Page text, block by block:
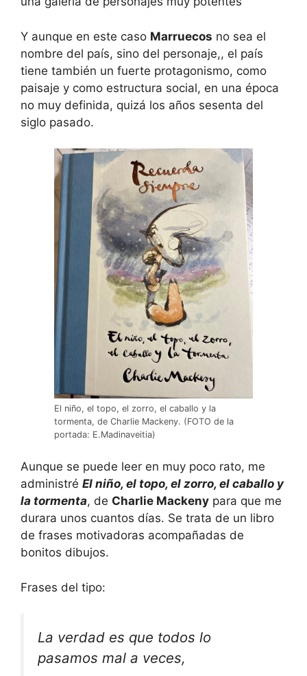
Y aunque en este caso Marruecos no sea el
nombre del país, sino del personaje,, el país
tiene también un fuerte protagonismo, como
paisaje y como estructura social, en una época
no muy definida, quizá los años sesenta del
siglo pasado.
El niño, el topo, el zorro, el caballo y la
tormenta, de Charlie Mackeny. (FOTO de la
portada: E.Madinaveitia)
Aunque se puede leer en muy poco rato, me
administré El niño, el topo, el zorro, el caballo y
la tormenta, de Charlie Mackeny para que me
durara unos cuantos días. Se trata de un libro
de frases motivadoras acompañadas de
bonitos dibujos.
Frases del tipo:
La verdad es que todos lo
pasamos mal a veces,